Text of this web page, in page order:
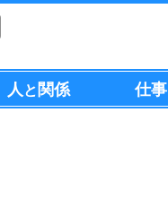
人と 関係 仕事